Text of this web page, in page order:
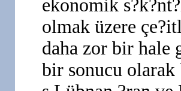
ekonomik
olmak üzere
daha zor bir hale
bir sonucu olarak